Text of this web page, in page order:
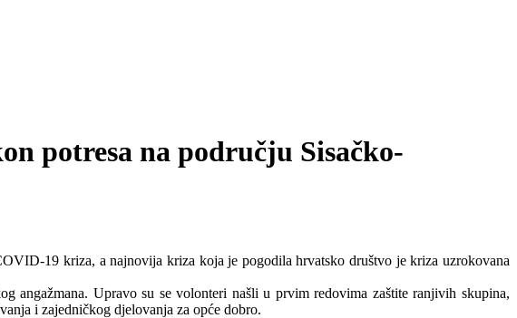
potresa na području Sisačko-
19 kriza, a najnovija kriza koja je pogodila hrvatsko društvo je kriza uzrokovana
angažmana. Upravo su se volonteri našli u prvim redovima zaštite ranjivih skupina,
i zajedničkog djelovanja za opće dobro.